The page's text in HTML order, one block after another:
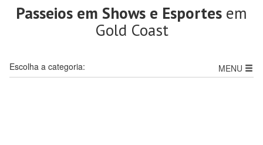
Passeios em Shows e Esportes em
Gold Coast
MENU
Escolha a categoria: